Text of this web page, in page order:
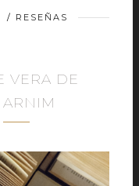
/ RESEÑAS
VERA DE